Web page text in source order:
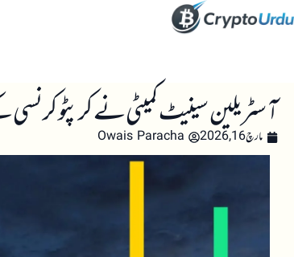
آسٹریلین سینیٹ کمیٹی نے کرپٹو
مارچ 16, 2026 Owais Paracha